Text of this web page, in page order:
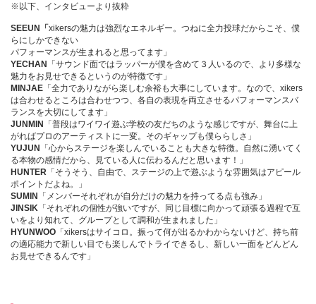
※以下、インタビューより抜粋
SEEUN「xikersの魅力は強烈なエネルギー。つねに全力投球だからこそ、僕
らにしかできない
パフォーマンスが生まれると思ってます」
YECHAN 「サウンド面ではラッパーが僕を含めて３人いるので、より多様な
魅力をお見せできるというのが特徴です」
MINJAE 「全力でありながら楽しむ余裕も大事にしています。なので、xikers
は合わせるところは合わせつつ、各自の表現を両立させるパフォーマンスバ
ランスを大切にしてます」
JUNMIN 「普段はワイワイ遊ぶ学校の友だちのような感じですが、舞台に上
がればプロのアーティストに一変。そのギャップも僕ららしさ」
YUJUN 「心からステージを楽しんでいることも大きな特徴。自然に湧いてく
る本物の感情だから、見ている人に伝わるんだと思います！」
HUNTER 「そうそう、自由で、ステージの上で遊ぶような雰囲気はアピール
ポイントだよね。」
SUMIN 「メンバーそれぞれが自分だけの魅力を持ってる点も強み」
JINSIK 「それぞれの個性が強いですが、同じ目標に向かって頑張る過程で互
いをより知れて、グループとして調和が生まれました」
HYUNWOO 「xikersはサイコロ。振って何が出るかわからないけど、持ち前
の適応能力で新しい目でも楽しんでトライできるし、新しい一面をどんどん
お見せできるんです」